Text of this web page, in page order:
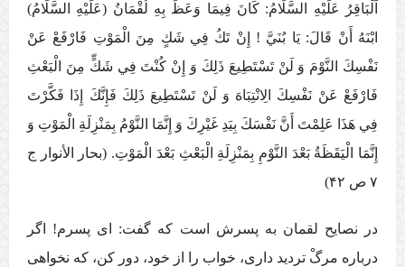
اَلْبَاقِرُ عَلَيْهِ السَّلَامُ: كَانَ فِيمَا وَعَظَ بِهِ لُقْمَانُ (عَلَيْهِ السَّلَامُ)
ابْنَهُ أَنْ قَالَ: يَا بُنَيَّ ! إِنْ تَكُ فِي شَكٍ‏ مِنَ‏ الْمَوْتِ‏ فَارْفَعْ‏ عَنْ‏
نَفْسِكَ‏ النَّوْمَ‏ وَ لَنْ تَسْتَطِيعَ ذَلِكَ وَ إِنْ كُنْتَ فِي شَكٍّ مِنَ الْبَعْثِ
فَارْفَعْ عَنْ نَفْسِكَ الِانْتِبَاهَ وَ لَنْ تَسْتَطِيعَ ذَلِكَ فَإِنَّكَ إِذَا فَكَّرْتَ
فِي هَذَا عَلِمْتَ أَنَّ نَفْسَكَ بِيَدِ غَيْرِكَ وَ إِنَّمَا النَّوْمُ بِمَنْزِلَةِ الْمَوْتِ وَ
إِنَّمَا الْيَقَظَةُ بَعْدَ النَّوْمِ بِمَنْزِلَةِ الْبَعْثِ بَعْدَ الْمَوْتِ. (بحار الأنوار ج
در نصايح لقمان به پسرش است كه گفت: ای پسرم! اگر
درباره مرگْ ترديد داری، خواب را از خود، دور كن، كه نخواهی